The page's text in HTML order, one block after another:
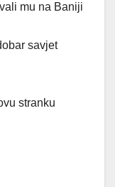
mu na Baniji
savjet
stranku